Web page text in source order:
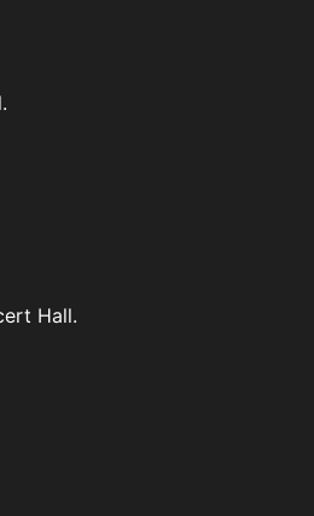
Hall.